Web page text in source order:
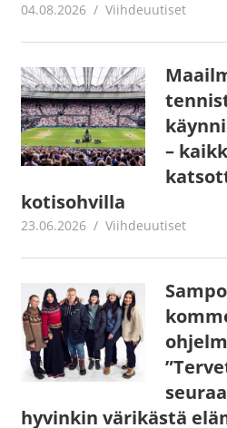
04.08.2026 Juha Kaunisto
Viihdeuutiset
–
kotisohvilla
23.06.2026 Juha Kaunisto
Viihdeuutiset
hyvinkin värikästä